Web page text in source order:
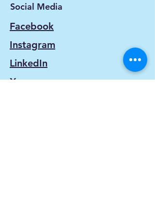
Social Media
Facebook
Instagram
LinkedIn
X